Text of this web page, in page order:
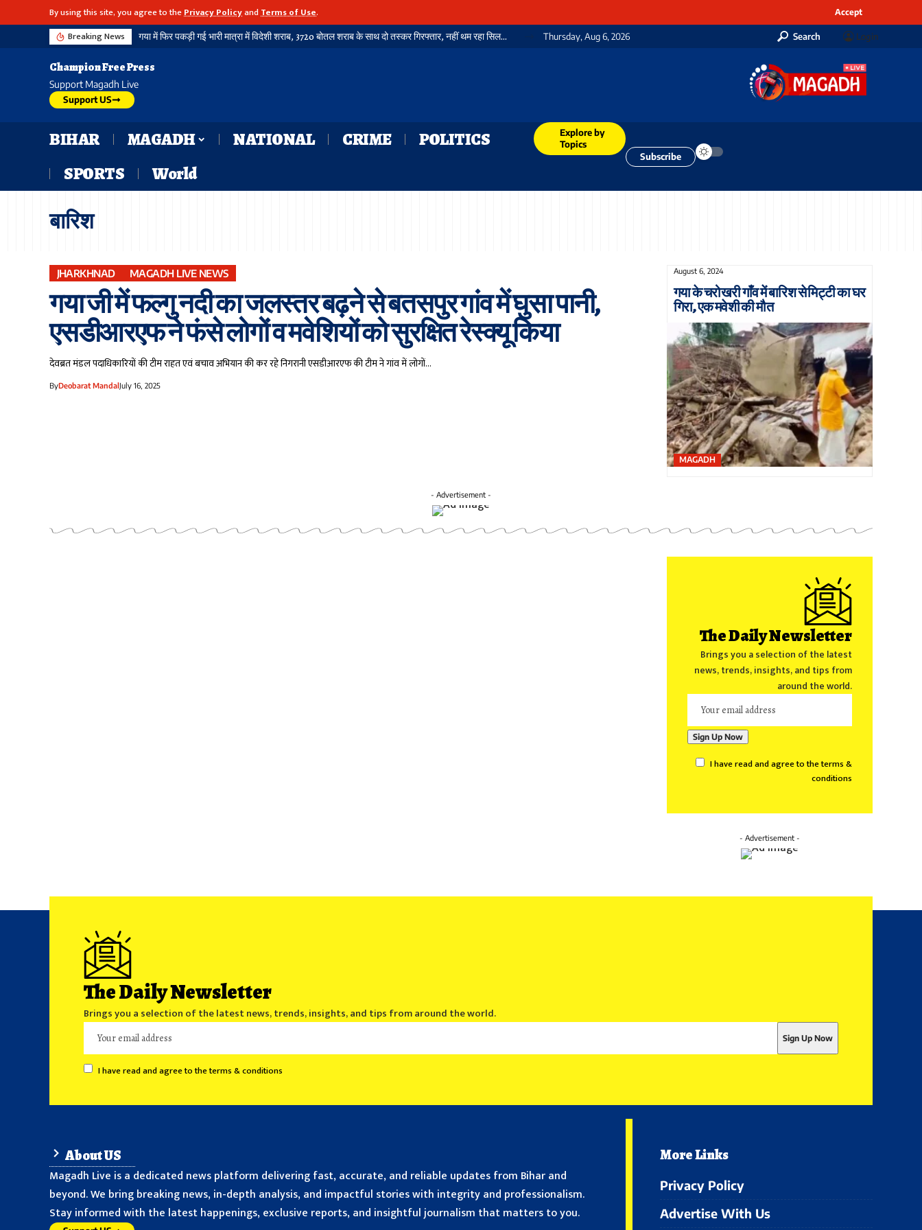
By using this site, you agree to thePrivacy PolicyandTerms of Use. Accept
Breaking News गया में फिर पकड़ी गई भारी मात्रा में विदेशी शराब, 3720 बोतल शराब के साथ दो तस्कर गिरफ्तार, नहीं थम रहा सिलसिला Thursday, Aug 6, 2026 Search Login
Champion Free Press
Support Magadh Live
Support US
BIHAR MAGADH NATIONAL CRIME
POLITICS
SPORTS
World
Explore by
Topics
Subscribe
बारिश
JHARKHNAD MAGADH LIVE NEWS
गया जी में फल्गु नदी का जलस्तर बढ़ने से बतसपुर गांव में घुसा पानी,
एसडीआरएफ ने फंसे लोगों व मवेशियों को सुरक्षित रेस्क्यू किया
देवब्रत मंडल पदाधिकारियों की टीम राहत एवं बचाव अभियान की कर रहे निगरानी एसडीआरएफ की टीम ने गांव में लोगों…
ByDeobarat MandalJuly 16, 2025
August 6, 2024
गया के चरोखरी गाँव में बारिश से मिट्टी का घर
गिरा, एक मवेशी की मौत
MAGADH
- Advertisement -
The Daily Newsletter
Brings you a selection of the latest
news, trends, insights, and tips from
around the world.
I have read and agree to the terms &
conditions
- Advertisement -
The Daily Newsletter
Brings you a selection of the latest news, trends, insights, and tips from around the world.
I have read and agree to the terms & conditions
About US
Magadh Live is a dedicated news platform delivering fast, accurate, and reliable updates from Bihar and
beyond. We bring breaking news, in-depth analysis, and impactful stories with integrity and professionalism.
Stay informed with the latest happenings, exclusive reports, and insightful journalism that matters to you.
More Links
Privacy Policy
Advertise With Us